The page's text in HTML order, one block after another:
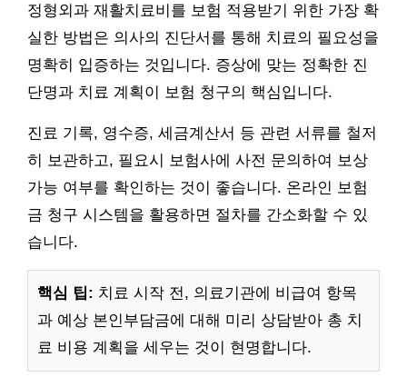
정형외과 재활치료비를 보험 적용받기 위한 가장 확
실한 방법은 의사의 진단서를 통해 치료의 필요성을
명확히 입증하는 것입니다. 증상에 맞는 정확한 진
단명과 치료 계획이 보험 청구의 핵심입니다.
진료 기록, 영수증, 세금계산서 등 관련 서류를 철저
히 보관하고, 필요시 보험사에 사전 문의하여 보상
가능 여부를 확인하는 것이 좋습니다. 온라인 보험
금 청구 시스템을 활용하면 절차를 간소화할 수 있
습니다.
핵심 팁: 치료 시작 전, 의료기관에 비급여 항목
과 예상 본인부담금에 대해 미리 상담받아 총 치
료 비용 계획을 세우는 것이 현명합니다.